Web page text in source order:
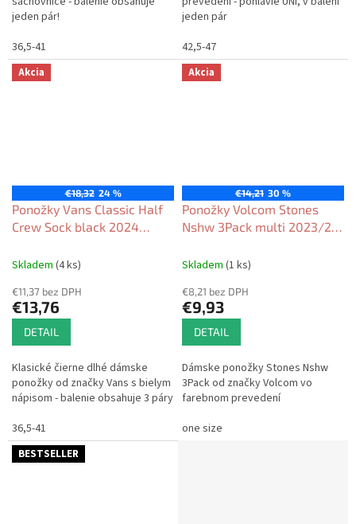
jeden pár!
36,5-41
jeden pár
42,5-47
Akcia
€18,32 24 %
Ponožky Vans Classic Half
Crew Sock black 2024
Skladem (4 ks)
€11,37 bez DPH
€13,76
DETAIL
Klasické čierne dlhé dámske
ponožky od značky Vans s bielym
nápisom - balenie obsahuje 3 páry
36,5-41
Akcia
€14,21 30 %
Ponožky Volcom Stones
Nshw 3Pack multi 2023/24
Skladem (1 ks)
€8,21 bez DPH
€9,93
DETAIL
Dámske ponožky Stones Nshw
3Pack od značky Volcom vo
farebnom prevedení
one size
BESTSELLER